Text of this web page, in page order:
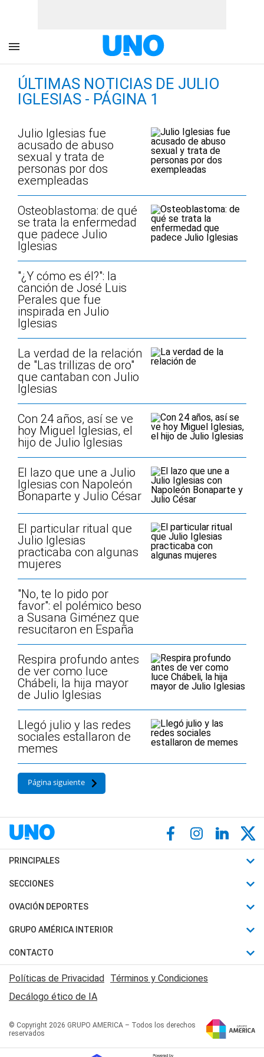
ÚLTIMAS NOTICIAS DE JULIO
IGLESIAS - PÁGINA 1
Julio Iglesias fue
acusado de abuso
sexual y trata de
personas por dos
exempleadas
Osteoblastoma: de qué
se trata la enfermedad
que padece Julio
Iglesias
"¿Y cómo es él?": la
canción de José Luis
Perales que fue
inspirada en Julio
Iglesias
La verdad de la relación
de "Las trillizas de oro"
que cantaban con Julio
Iglesias
Con 24 años, así se ve
hoy Miguel Iglesias, el
hijo de Julio Iglesias
El lazo que une a Julio
Iglesias con Napoleón
Bonaparte y Julio César
El particular ritual que
Julio Iglesias
practicaba con algunas
mujeres
"No, te lo pido por
favor": el polémico beso
a Susana Giménez que
resucitaron en España
Respira profundo antes
de ver como luce
Chábeli, la hija mayor
de Julio Iglesias
Llegó julio y las redes
sociales estallaron de
memes
Página siguiente
PRINCIPALES
Últimas Noticias
Política
Judiciales
Economia
SECCIONES
Horóscopo
Motores
Trucos caseros
Series y Películas
Edictos y Solicitadas
OVACIÓN DEPORTES
Fútbol
Mundial
Automovilismo
Rugby
Básquet
GRUPO AMÉRICA INTERIOR
Canal 7 en Vivo
San Juan 8
CONTACTO
Acerca de Nosotros
Contactanos
Políticas de Privacidad Términos y Condiciones
Decálogo ético de IA
© Copyright 2026 GRUPO AMERICA – Todos los derechos
reservados